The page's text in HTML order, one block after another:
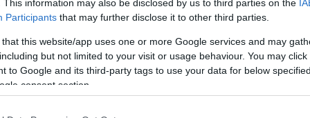
This information may also be disclosed by us to third parties on the
Participants that may further disclose it to other third parties.
that this website/app uses one or more Google services and may
but not limited to your visit or usage behaviour. You may
to Google and its third-party tags to use your data for below
consent section.
Jāzepa Vītola Latvijas Mūzikas akadēmijā
pirmais ierakstu albums “… kam jauna sirds”.
autori ir Latvijas mūzikas grandi, ir
akadēmijas korim. JVLMA jauktā kora
svētku virsdiriģentiem Jānis Ozols.